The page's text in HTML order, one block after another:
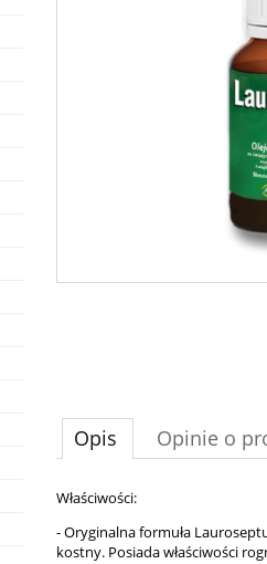
Opis Opinie o
Właściwości:
- Oryginalna formuła
kostny. Posiada właściwości